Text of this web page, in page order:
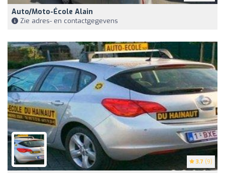
Auto/Moto-École Alain
Zie adres- en contactgegevens
3.7 (9)